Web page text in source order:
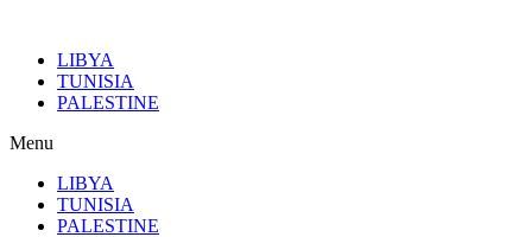
contenuLIBYA
TUNISIA
PALESTINE
Menu
LIBYA
TUNISIA
PALESTINE